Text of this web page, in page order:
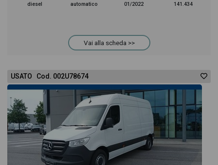
diesel automatico 01/2022 141.434
Vai alla scheda >>
USATO Cod. 002U78674